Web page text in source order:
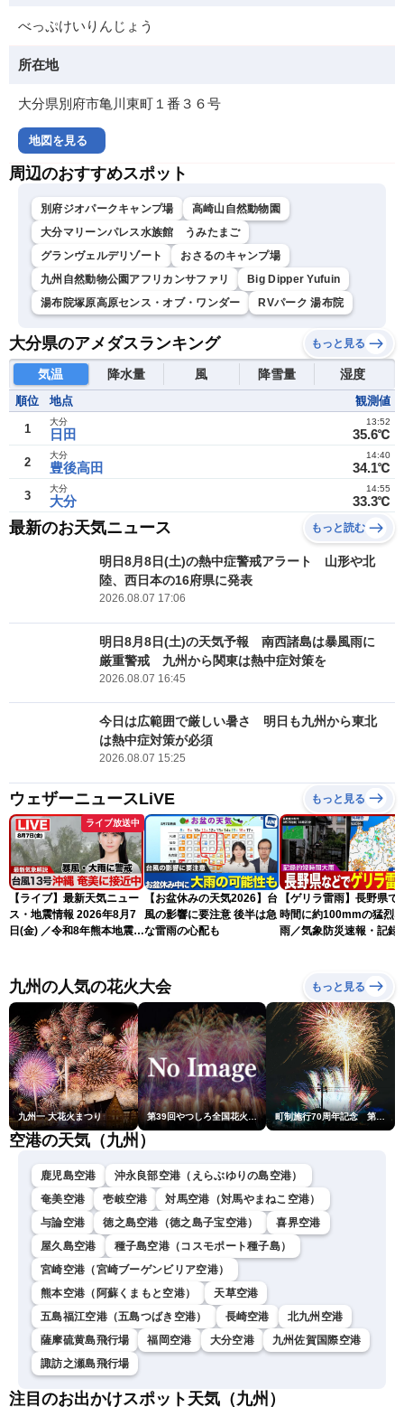
べっぷけいりんじょう
所在地
大分県別府市亀川東町１番３６号
地図を見る
周辺のおすすめスポット
別府ジオパークキャンプ場
高崎山自然動物園
大分マリーンパレス水族館 うみたまご
グランヴェルデリゾート
おさるのキャンプ場
九州自然動物公園アフリカンサファリ
Big Dipper Yufuin
湯布院塚原高原センス・オブ・ワンダー
RVパーク 湯布院
大分県のアメダスランキング もっと見る
気温 降水量 風 降雪量 湿度
順位 地点 観測値
1 日田
大分
35.6℃
13:52
2 豊後高田
大分
34.1℃
14:40
3 大分
大分
33.3℃
14:55
最新のお天気ニュース もっと読む
明日8月8日(土)の熱中症警戒アラート 山形や北
陸、西日本の16府県に発表
2026.08.07 17:06
明日8月8日(土)の天気予報 南西諸島は暴風雨に
厳重警戒 九州から関東は熱中症対策を
2026.08.07 16:45
今日は広範囲で厳しい暑さ 明日も九州から東北
は熱中症対策が必須
2026.08.07 15:25
ウェザーニュースLiVE もっと見る
ライブ放送中
【ライブ】最新天気ニュー
ス・地震情報 2026年8月7
日(金) ／令和8年熊本地震情
ーン・駒木結衣／内藤邦
裕〉
【お盆休みの天気2026】台
風の影響に要注意 後半は急
な雷雨の心配も
【ゲリラ雷雨】長野県で1
時間に約100mmの猛烈な
雨／気象防災速報・記録
九州の人気の花火大会 もっと見る
九州一 大花火まつり 第39回やつしろ全国花火競技大会
空港の天気（九州）
鹿児島空港
沖永良部空港（えらぶゆりの島空港）
奄美空港
壱岐空港
対馬空港（対馬やまねこ空港）
与論空港
徳之島空港（徳之島子宝空港）
喜界空港
屋久島空港
種子島空港（コスモポート種子島）
宮崎空港（宮崎ブーゲンビリア空港）
熊本空港（阿蘇くまもと空港）
天草空港
五島福江空港（五島つばき空港）
長崎空港
北九州空港
薩摩硫黄島飛行場
福岡空港 大分空港
九州佐賀国際空港
諏訪之瀬島飛行場
注目のお出かけスポット天気（九州）